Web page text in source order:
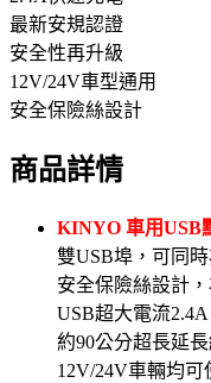
最新安規認證
安全性再升級
12V/24V車型通用
安全保險絲設計
商品詳情
KINYO 車用USB
雙USB埠，可同
安全保險絲設計
USB超大電流
約90公分超長延
12V/24V車輛均可